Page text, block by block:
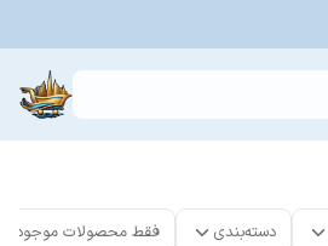
دسته‌بندی فقط محصولات موجود